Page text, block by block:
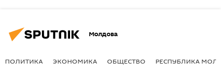
Молдова
ПОЛИТИКА ЭКОНОМИКА ОБЩЕСТВО РЕСПУБЛИКА